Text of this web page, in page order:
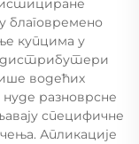
благовремено
купцима у
дистрибутери
водећих
разноврсне
специфичне
Апликације